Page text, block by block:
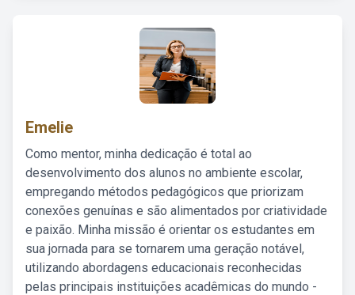
Emelie
Como mentor, minha dedicação é total ao
desenvolvimento dos alunos no ambiente escolar,
empregando métodos pedagógicos que priorizam
conexões genuínas e são alimentados por criatividade
e paixão. Minha missão é orientar os estudantes em
sua jornada para se tornarem uma geração notável,
utilizando abordagens educacionais reconhecidas
pelas principais instituições acadêmicas do mundo -